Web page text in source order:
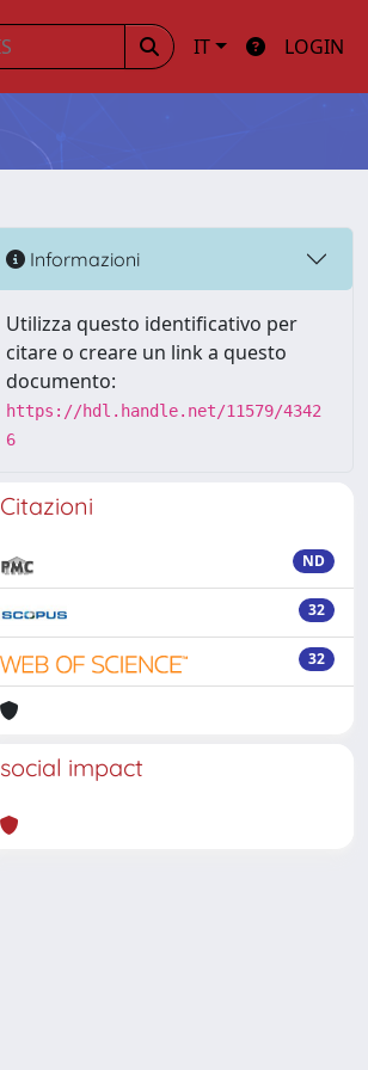
IT LOGIN
Informazioni
Utilizza questo identificativo per
citare o creare un link a questo
documento:
https://hdl.handle.net/11579/4342
6
Citazioni
ND
32
32
social impact